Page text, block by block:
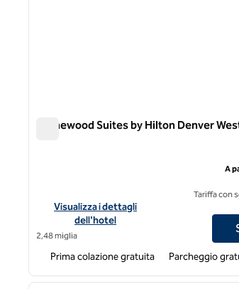
Homewood Suites by Hilton Denver
Visualizza i dettagli dell'hotel Homewood
Visualizza i dettagli
dell'hotel
2,48 miglia
A
Tariffa con
Prima colazione gratuita Parcheggio